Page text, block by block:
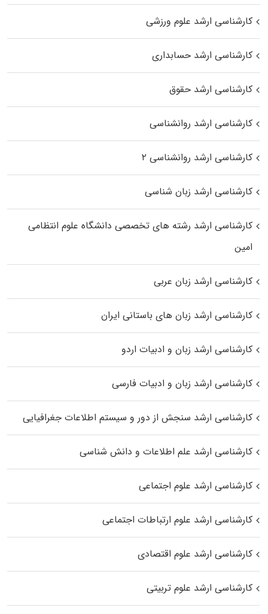
کارشناسی ارشد علوم ورزشی
کارشناسی ارشد حسابداری
کارشناسی ارشد حقوق
کارشناسی ارشد روانشناسی
کارشناسی ارشد روانشناسی ۲
کارشناسی ارشد زبان شناسی
کارشناسی ارشد رﺷﺘﻪ ﻫﺎی تخصصی داﻧﺸﮕﺎه ﻋﻠﻮم انتظامی
اﻣﻴﻦ
کارشناسی ارشد زبان عربی
کارشناسی ارشد زبان‌ های باستانی ایران
کارشناسی ارشد زبان و ادبیات اردو
کارشناسی ارشد زبان و ادبیات فارسی
کارشناسی ارشد سنجش از دور و سیستم اطلاعات جغرافیایی
کارشناسی ارشد علم اطلاعات و دانش شناسی
کارشناسی ارشد علوم اجتماعی
کارشناسی ارشد علوم ارتباطات اجتماعی
کارشناسی ارشد علوم اقتصادی
کارشناسی ارشد علوم تربیتی